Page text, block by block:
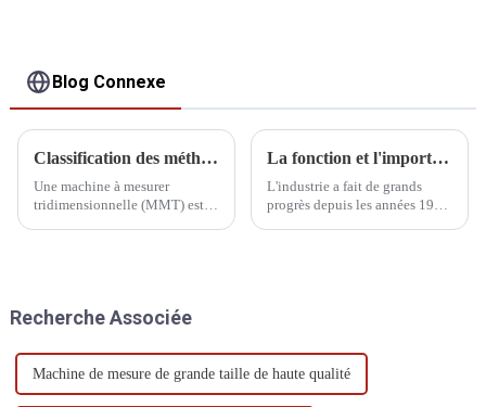
Blog Connexe
Classification des méthodes de mesure de la MMT
Une machine à mesurer
tridimensionnelle (MMT) est
classées selon les catégories
La fonction et l'importance de la mesure tridimensionnelle
L'industrie a fait de grands
progrès depuis les années 1960.
Recherche Associée
Machine de mesure de grande taille de haute qualité